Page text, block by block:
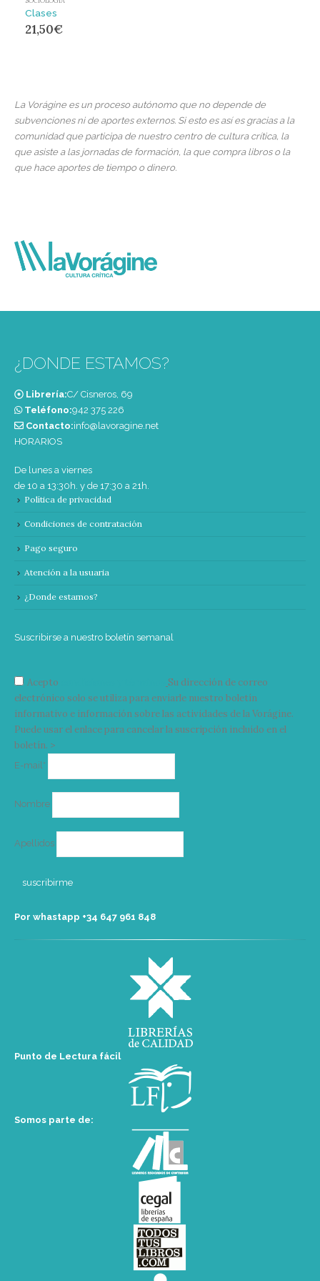
Clases
21,50€
La Vorágine es un proceso autónomo que no depende de
subvenciones ni de aportes externos. Si esto es así es gracias a la
comunidad que participa de nuestro centro de cultura crítica, la
que asiste a las jornadas de formación, la que compra libros o la
que hace aportes de tiempo o dinero.
¿DONDE ESTAMOS?
Librería:C/ Cisneros, 69
Teléfono:‭942 375 226‬
Contacto:info@lavoragine.net
HORARIOS
De lunes a viernes
de 10 a 13:30h. y de 17:30 a 21h.
Política de privacidad
Condiciones de contratación
Pago seguro
Atención a la usuaria
¿Donde estamos?
Suscribirse a nuestro boletín semanal
Acepto
Su dirección de correo
electrónico solo se utiliza para enviarle nuestro boletín
informativo e información sobre las actividades de la Vorágine.
Puede usar el enlace para cancelar la suscripción incluido en el
boletín. >
E-mail*
Nombre
Apellidos
Por whastapp +34 ‭647 961 848‬
Punto de Lectura fácil
Somos parte de: